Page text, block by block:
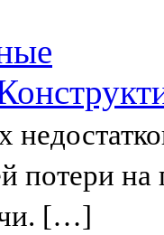
потери
[…]